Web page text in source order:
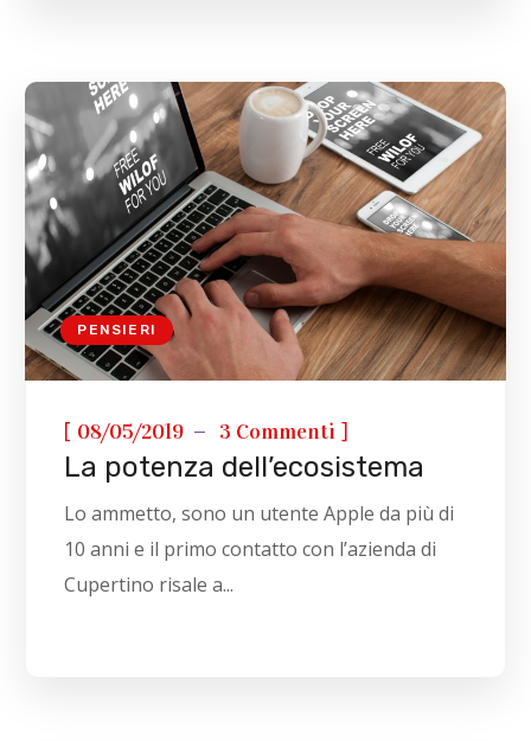
PENSIERI
[ 08/05/2019 3 Commenti ]
La potenza dell’ecosistema
Lo ammetto, sono un utente Apple da più di
10 anni e il primo contatto con l’azienda di
Cupertino risale a...